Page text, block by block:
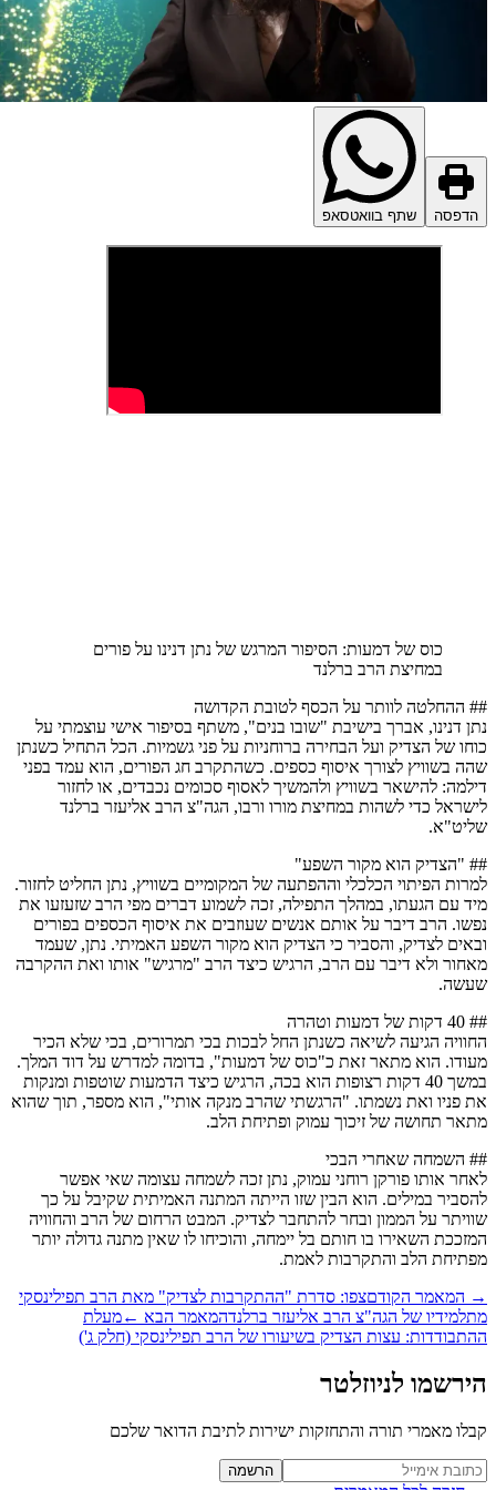
שתף בוואטסאפ
כוס של דמעות: הסיפור המרגש של נתן דנינו על פורים
במחיצת הרב ברלנד
ההחלטה לוותר על הכסף לטובת הקדושה
דנינו, אברך בישיבת "שובו בנים", משתף בסיפור אישי עוצמתי על
של הצדיק ועל הבחירה ברוחניות על פני גשמיות. הכל התחיל כשנתן
בשוויץ לצורך איסוף כספים. כשהתקרב חג הפורים, הוא עמד בפני
להישאר בשוויץ ולהמשיך לאסוף סכומים נכבדים, או לחזור
כדי לשהות במחיצת מורו ורבו, הגה"צ הרב אליעזר ברלנד
"הצדיק הוא מקור השפע"
הפיתוי הכלכלי וההפתעה של המקומיים בשוויץ, נתן החליט לחזור.
עם הגעתו, במהלך התפילה, זכה לשמוע דברים מפי הרב שזעזעו את
הרב דיבר על אותם אנשים שעוזבים את איסוף הכספים בפורים
לצדיק, והסביר כי הצדיק הוא מקור השפע האמיתי. נתן, שעמד
ולא דיבר עם הרב, הרגיש כיצד הרב "מרגיש" אותו ואת ההקרבה
הגיעה לשיאה כשנתן החל לבכות בכי תמרורים, בכי שלא הכיר
הוא מתאר זאת כ"כוס של דמעות", בדומה למדרש על דוד המלך.
במשך 40 דקות רצופות הוא בכה, הרגיש כיצד הדמעות שוטפות ומנקות
פניו ואת נשמתו. "הרגשתי שהרב מנקה אותי", הוא מספר, תוך שהוא
תחושה של זיכוך עמוק ופתיחת הלב.
השמחה שאחרי הבכי
אותו פורקן רוחני עמוק, נתן זכה לשמחה עצומה שאי אפשר
במילים. הוא הבין שזו הייתה המתנה האמיתית שקיבל על כך
על הממון ובחר להתחבר לצדיק. המבט הרחום של הרב והחוויה
השאירו בו חותם בל יימחה, והוכיחו לו שאין מתנה גדולה יותר
הלב והתקרבות לאמת.
המאמר הקודםצפו: סדרת "ההתקרבות לצדיק" מאת הרב תפילינסקי
של הגה"צ הרב אליעזר ברלנדהמאמר הבא ← מעלת
עצות הצדיק בשיעורו של הרב תפילינסקי (חלק ג')
לניוזלטר
מאמרי תורה והתחזקות ישירות לתיבת הדואר שלכם
Website (leave הרשמה